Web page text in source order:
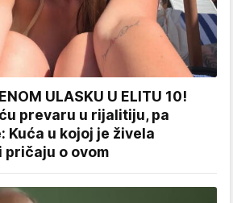
ULASKU U ELITU 10!
prevaru u rijalitiju, pa
Kuća u kojoj je živela
pričaju o ovom